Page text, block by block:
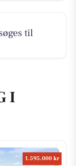
til
I
1.595.000 kr